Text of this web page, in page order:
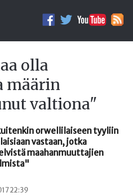
olla
määrin
valtiona"
orwellilaiseen tyyliin
vastaan, jotka
maahanmuuttajien
22:39